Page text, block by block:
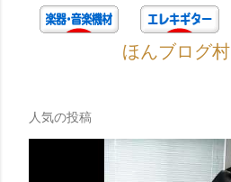
ほんブログ村
人気の投稿